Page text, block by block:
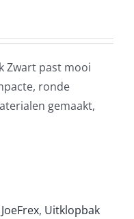
Zwart past mooi
ronde
gemaakt,
JoeFrex, Uitklopbak